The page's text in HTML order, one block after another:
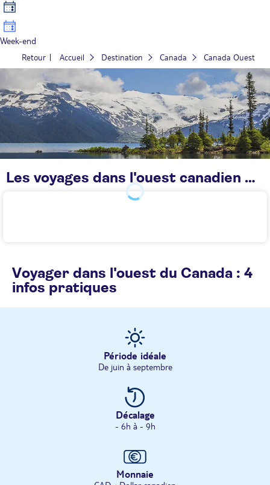
Week-end
Retour Accueil Destination Canada Canada Ouest
Les voyages dans l'ouest canadien TUI
Voyager dans l'ouest du Canada : 4
infos pratiques
Période idéale
De juin à septembre
Décalage
- 6h à - 9h
Monnaie